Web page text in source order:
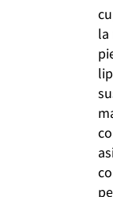
la